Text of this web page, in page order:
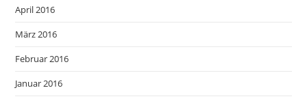
April 2016
März 2016
Februar 2016
Januar 2016